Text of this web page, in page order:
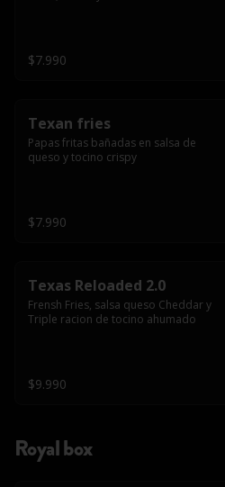
$7.990
Texan fries
Papas fritas bañadas en salsa de
queso y tocino crispy
$7.990
Texas Reloaded 2.0
Frensh Fries, salsa queso Cheddar y
Triple racion de tocino ahumado
$9.990
Royal box